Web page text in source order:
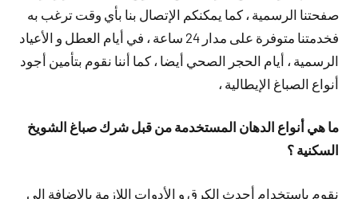
صفحتنا الرسمية ، كما يمكنكم الإتصال بنا بأي وقت ترغب به
فخدمتنا متوفرة على مدار 24 ساعة ، في أيام العطل و الأعياد
الرسمية ، أيام الحجر الصحي أيضا ، كما أننا نقوم بتأمين أجود
أنواع الصباغ الإيطالية ،
ما هي أنواع الدهان المستخدمة من قبل شرك صباغ الشويخ
السكنية ؟
نقوم باستخدام أحدث الكرق و الأدوات اللازمة بالإضافة الى